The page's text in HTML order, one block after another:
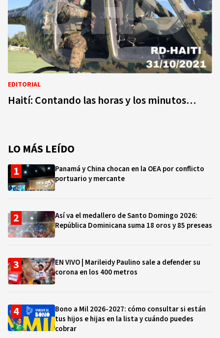
EDITORIAL
Haití: Contando las horas y los minutos…
LO MÁS LEÍDO
Panamá y China chocan en la OEA por conflicto
portuario y mercante
Así va el medallero de Santo Domingo 2026:
República Dominicana suma 18 oros y 85 preseas
EN VIVO | Marileidy Paulino sale a defender su
corona en los 400 metros
Bono a Mil 2026-2027: cómo consultar si están
tus hijos e hijas en la lista y cuándo puedes
cobrar